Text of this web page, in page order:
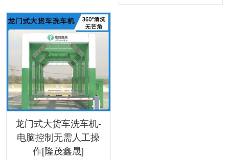
龙门式大货车洗车机-
电脑控制无需人工操
作[隆茂鑫晟]